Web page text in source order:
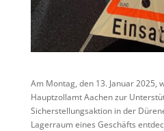
Am Montag, den 13. Januar 2025,
Hauptzollamt Aachen zur
Sicherstellungsaktion in der
Lagerraum eines Geschäfts